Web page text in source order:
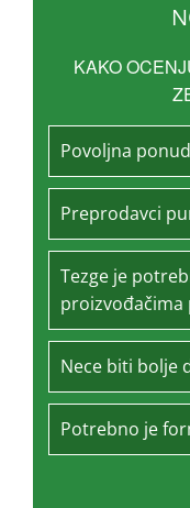
KAKO
Povoljna
Preprodavci
Tezge je
proizvođačima
Nece biti bolje
Potrebno je